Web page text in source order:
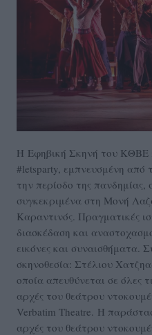
Η Εφηβική Σκηνή του ΚΘΒΕ
#letsparty, εμπνευσμένη από
την περίοδο της πανδημίας,
συγκεκριμένα στη Μονή
Καραντινός. Πραγματικές
διασκέδαση και
εικόνες και συναισθήματα.
σκηνοθεσία: Στέλιου
οποία απευθύνεται σε όλες
αρχές του θεάτρου
Verbatim Theatre. Η
αρχές του θεάτρου